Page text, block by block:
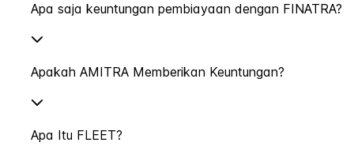
Apa saja keuntungan pembiayaan dengan FINATRA?
Apakah AMITRA Memberikan Keuntungan?
Apa Itu FLEET?